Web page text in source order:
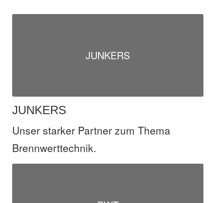
JUNKERS
JUNKERS
Unser starker Partner zum Thema
Brennwerttechnik.